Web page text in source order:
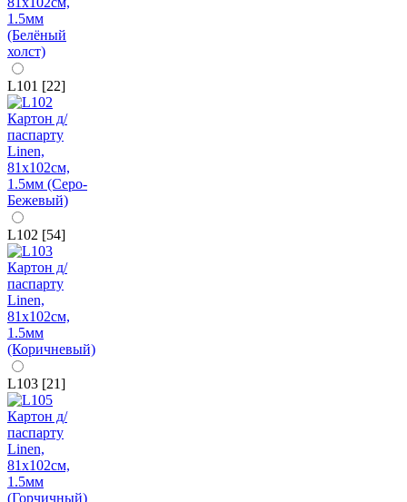
L101 [22]
L102 [54]
L103 [21]